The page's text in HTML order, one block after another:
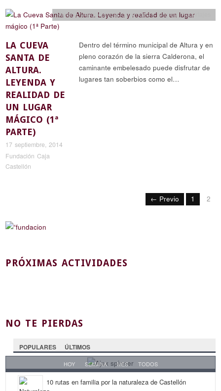
LA CUEVA
SANTA DE
ALTURA.
LEYENDA Y
REALIDAD DE
UN LUGAR
MÁGICO (1ª
PARTE)
17 septiembre, 2014
Fundación Caja
Castellón
Historia y arqueología,Leyendas y religión ,Reportajes
Dentro del término municipal de Altura y en
pleno corazón de la sierra Calderona, el
caminante embelesado puede disfrutar de
lugares tan soberbios como el…
← Previo 1 2
PRÓXIMAS ACTIVIDADES
NO TE PIERDAS
POPULARES ÚLTIMOS
HOY SEMANA MES TODOS
10 rutas en familia por la naturaleza de Castellón